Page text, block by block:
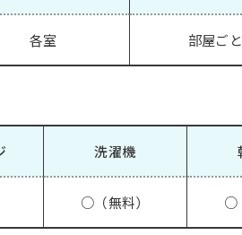
各室 部屋ごと
洗濯機
○（無料） ○